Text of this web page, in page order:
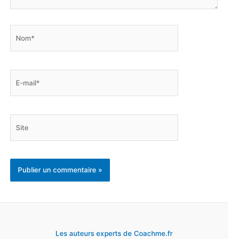
Les auteurs experts de Coachme.fr